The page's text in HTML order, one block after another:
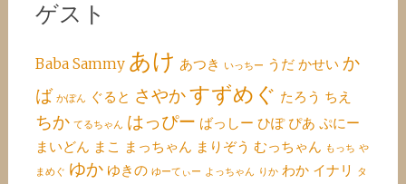
ゲスト
Baba Sammy あけ あつき いっちー うだ かせい か
ば かぽん ぐると さやかすずめぐ たろう ちえ
ちか てるちゃん はっぴー ばっしー ひぽ ぴあ ぷにー
まいどん まこ まっちゃん まりぞう むっちゃん もっち や
まめぐ ゆか ゆきの ゆーてぃー よっちゃん りか わか イナリ タ